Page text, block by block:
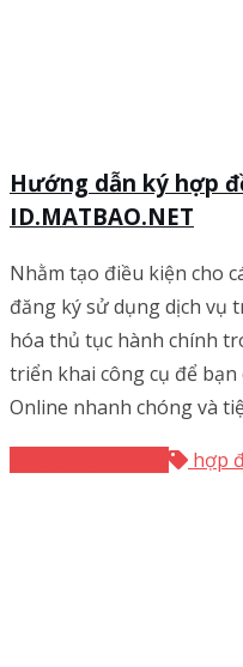
Hướng dẫn ký hợp
ID.MATBAO.NET
Nhằm tạo điều kiện cho
đăng ký sử dụng dịch vụ
hóa thủ tục hành chính
triển khai công cụ để
Online nhanh chóng và
hợp